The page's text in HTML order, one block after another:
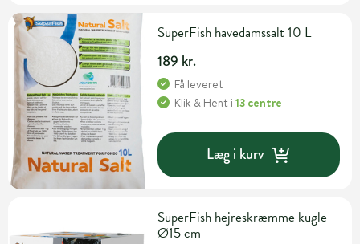
SuperFish havedamssalt 10 L
189 kr.
Få leveret
Klik & Hent i13 centre
Læg i kurv
SuperFish hejreskræmme kugle
Ø15 cm